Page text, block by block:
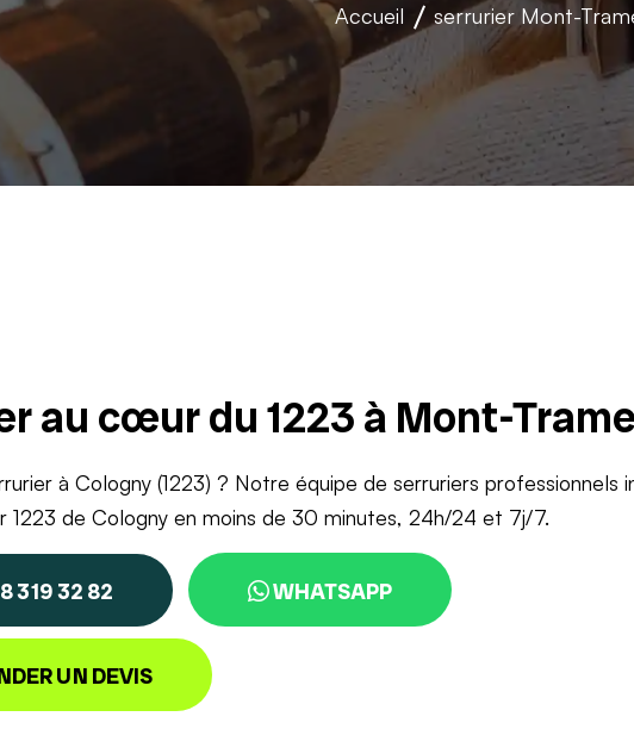
Accueil serrurier Mont-
au cœur du 1223 à Mont-
à Cologny (1223) ? Notre équipe de serruriers professionnels
1223 de Cologny en moins de 30 minutes, 24h/24 et 7j/7.
319 32 82 WHATSAPP
UN DEVIS